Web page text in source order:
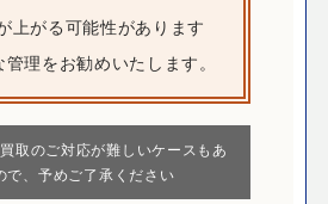
上がる可能性があります
理をお勧めいたします。
取のご対応が難しいケースもあ
で、予めご了承ください